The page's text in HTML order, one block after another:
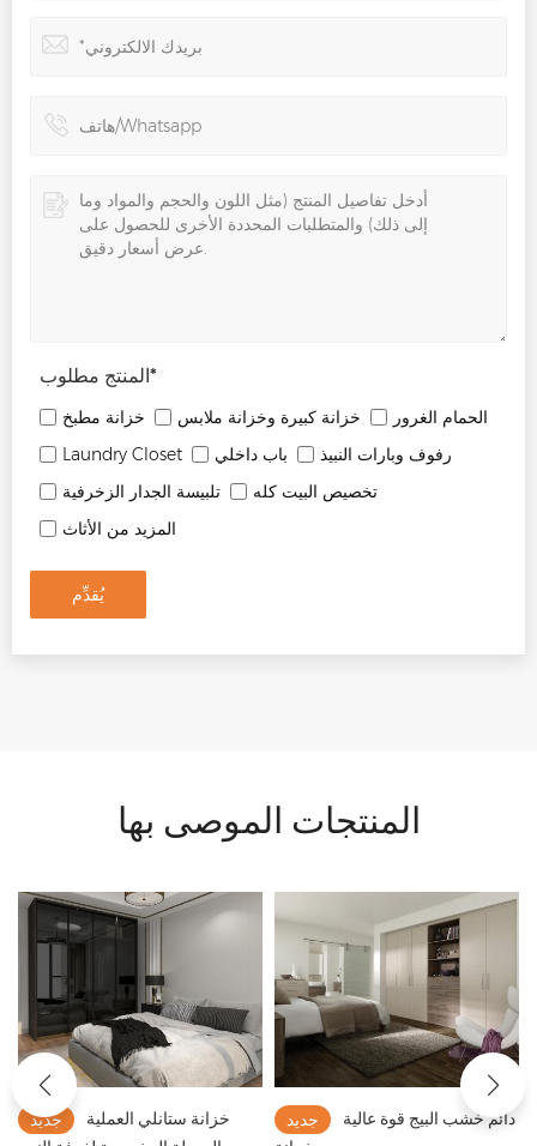
المنتج مطلوب*
خزانة مطبخ خزانة كبيرة وخزانة ملابس
الحمام الغرور
Laundry Closet
باب داخلي
رفوف وبارات النبيذ
تلبيسة الجدار الزخرفية
تخصيص البيت كله
المزيد من الأثاث
يُقدِّم
المنتجات الموصى بها
جديد
خزانة ستانلي العملية
جديد
دائم خشب البيج قوة عالية